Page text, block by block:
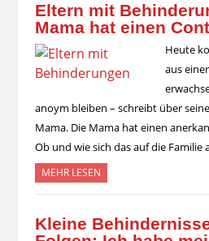
Eltern mit
Mama hat einen
Heute
aus
anoym bleiben – schreibt über
Mama. Die Mama hat einen
Ob und wie sich das auf die Familie
MEHR LESEN
Kleine